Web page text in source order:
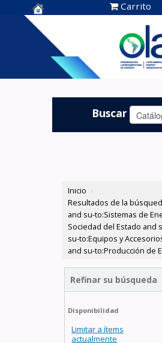
Centro de
Documentación
OLADE -
Carrito
Buscar
Inicio ›
Resultados de la
and su-to:Sistemas de
Sociedad del Estado and
su-to:Equipos y
and su-to:Producción de
Refinar su búsqueda
Disponibilidad
Limitar a ítems
actualmente